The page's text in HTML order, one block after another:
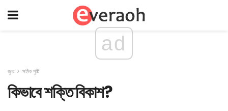
ad
জুত সঠিক পুষ্টি
কিভাবে শক্তি বিকাশ?